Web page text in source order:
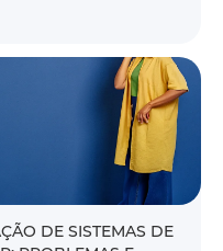
DE SISTEMAS DE